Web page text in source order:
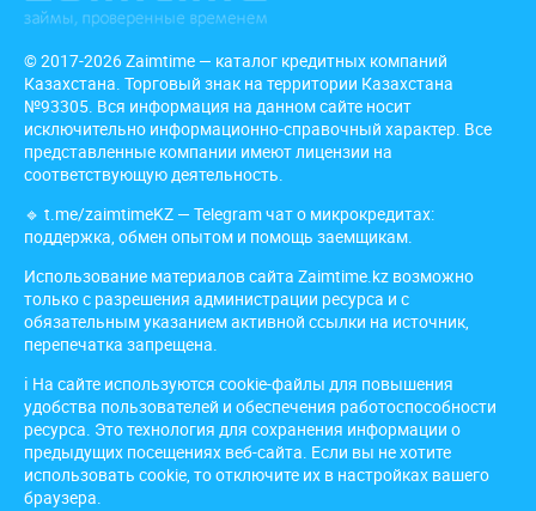
© 2017-2026 Zaimtime — каталог кредитных компаний
Казахстана. Торговый знак на территории Казахстана
№93305. Вся информация на данном сайте носит
исключительно информационно-справочный характер. Все
представленные компании имеют лицензии на
соответствующую деятельность.
🔹 t.me/zaimtimeKZ — Telegram чат о микрокредитах:
поддержка, обмен опытом и помощь заемщикам.
Использование материалов сайта Zaimtime.kz возможно
только с разрешения администрации ресурса и с
обязательным указанием активной ссылки на источник,
перепечатка запрещена.
ℹ️ На сайте используются cookie-файлы для повышения
удобства пользователей и обеспечения работоспособности
ресурса. Это технология для сохранения информации о
предыдущих посещениях веб-сайта. Если вы не хотите
использовать cookie, то отключите их в настройках вашего
браузера.